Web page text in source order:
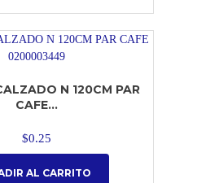
N 120CM PAR
CAFE...
$0.25
AL CARRITO